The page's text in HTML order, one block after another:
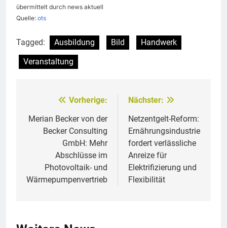
übermittelt durch news aktuell
Quelle: ots
Tagged: Ausbildung Bild
Handwerk
Veranstaltung
Beitragsnavigation
Vorherige:
Merian Becker von der
Becker Consulting
GmbH: Mehr
Abschlüsse im
Photovoltaik- und
Wärmepumpenvertrieb
Nächster:
Netzentgelt-Reform:
Ernährungsindustrie
fordert verlässliche
Anreize für
Elektrifizierung und
Flexibilität